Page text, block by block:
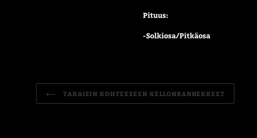
Pituus:
-Solkiosa/Pitkäosa
TAKAISIN KOHTEESEEN KELLONRANNEKKEET